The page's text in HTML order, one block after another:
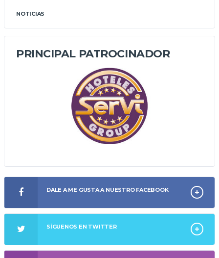
NOTICIAS
PRINCIPAL PATROCINADOR
DALE A ME GUSTA A NUESTRO FACEBOOK
SÍGUENOS EN TWITTER